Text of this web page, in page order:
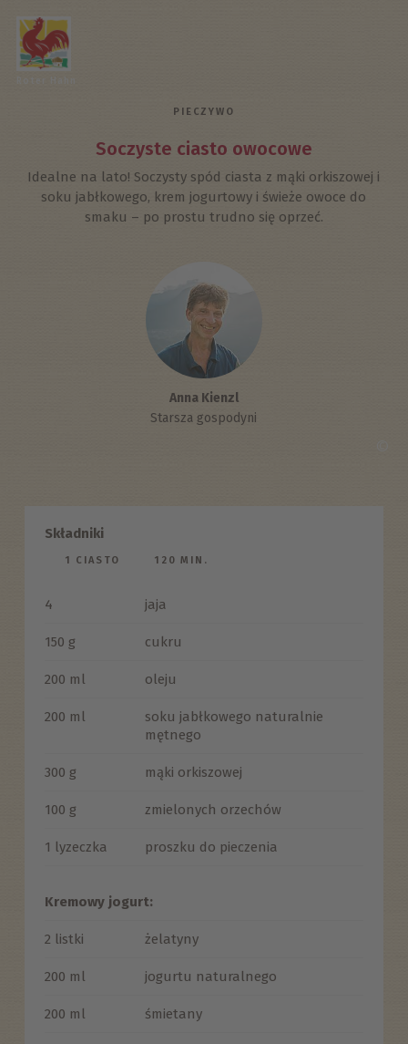
PIECZYWO
Soczyste ciasto owocowe
Idealne na lato! Soczysty spód ciasta z mąki orkiszowej i
soku jabłkowego, krem jogurtowy i świeże owoce do
smaku – po prostu trudno się oprzeć.
Anna Kienzl
Starsza gospodyni
Składniki
1 CIASTO 120 MIN.
4 jaja
150 g cukru
200 ml oleju
200 ml
soku jabłkowego naturalnie
mętnego
300 g mąki orkiszowej
100 g zmielonych orzechów
1 lyzeczka proszku do pieczenia
Kremowy jogurt:
2 listki żelatyny
200 ml jogurtu naturalnego
200 ml śmietany